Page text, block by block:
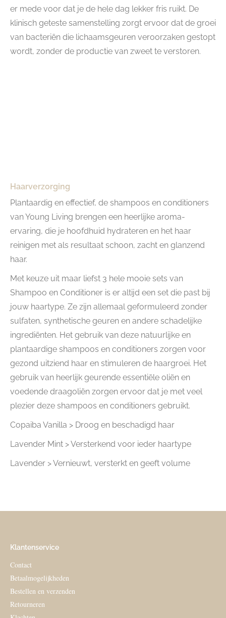
er mede voor dat je de hele dag lekker fris ruikt. De
klinisch geteste samenstelling zorgt ervoor dat de groei
van bacteriën die lichaamsgeuren veroorzaken gestopt
wordt, zonder de productie van zweet te verstoren.
Haarverzorging
Plantaardig en effectief, de shampoos en conditioners
van Young Living brengen een heerlijke aroma-
ervaring, die je hoofdhuid hydrateren en het haar
reinigen met als resultaat schoon, zacht en glanzend
haar.
Met keuze uit maar liefst 3 hele mooie sets van
Shampoo en Conditioner is er altijd een set die past bij
jouw haartype. Ze zijn allemaal geformuleerd zonder
sulfaten, synthetische geuren en andere schadelijke
ingrediënten. Het gebruik van deze natuurlijke en
plantaardige shampoos en conditioners zorgen voor
gezond uitziend haar en stimuleren de haargroei. Het
gebruik van heerlijk geurende essentiële oliën en
voedende draagoliën zorgen ervoor dat je met veel
plezier deze shampoos en conditioners gebruikt.
Copaiba Vanilla > Droog en beschadigd haar
Lavender Mint > Versterkend voor ieder haartype
Lavender > Vernieuwt, versterkt en geeft volume
Klantenservice
Contact
Betaalmogelijkheden
Bestellen en verzenden
Retourneren